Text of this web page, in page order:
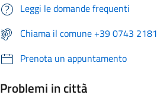
Leggi le domande frequenti
Chiama il comune +39 0743 2181
Prenota un appuntamento
Problemi in città